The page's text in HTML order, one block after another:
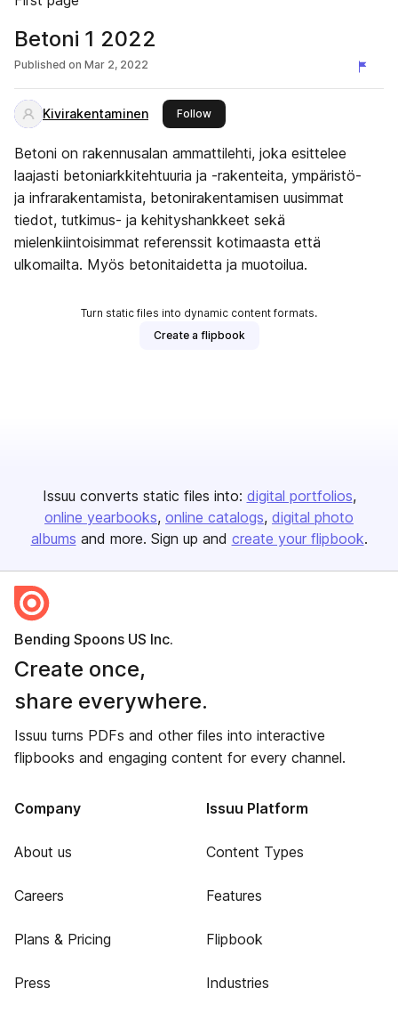
Betoni 1 2022
Published on Mar 2, 2022
Kivirakentaminen Followthis publisher
Betoni on rakennusalan ammattilehti, joka esittelee
laajasti betoniarkkitehtuuria ja -rakenteita, ympäristö-
ja infrarakentamista, betonirakentamisen uusimmat
tiedot, tutkimus- ja kehityshankkeet sekä
mielenkiintoisimmat referenssit kotimaasta että
ulkomailta. Myös betonitaidetta ja muotoilua.
Turn static files into dynamic content formats.
Create a flipbook
Issuu converts static files into: digital portfolios
online yearbooks online catalogs digital photo
albums and more. Sign up and create your flipbook.
Bending Spoons US Inc.
Create once,
share everywhere.
Issuu turns PDFs and other files into interactive
flipbooks and engaging content for every channel.
Company
About us
Careers
Plans & Pricing
Press
Issuu Platform
Content Types
Features
Flipbook
Industries